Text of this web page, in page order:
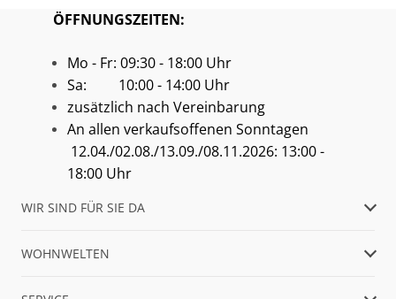
ÖFFNUNGSZEITEN:
Mo - Fr: 09:30 - 18:00 Uhr
Sa: 10:00 - 14:00 Uhr
zusätzlich nach Vereinbarung
An allen verkaufsoffenen Sonntagen
12.04./02.08./13.09./08.11.2026: 13:00 -
18:00 Uhr
WIR SIND FÜR SIE DA
WOHNWELTEN